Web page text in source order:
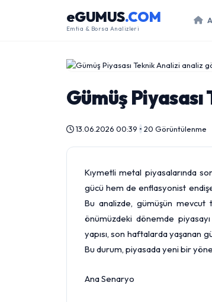
eGUMUS.COM
Emtia & Borsa Analizleri
Gümüş
13.06.2026 00:39 • 20 Görüntülenme
Kıymetli metal piyasalarında
gücü hem de enflasyonist
Bu analizde, gümüşün
önümüzdeki dönemde
yapısı, son haftalarda yaşanan
Bu durum, piyasada yeni bir
Ana Senaryo